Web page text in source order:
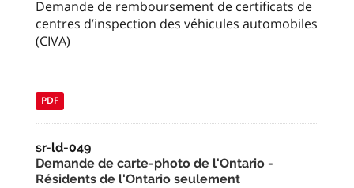
Demande de remboursement de certificats de
centres d’inspection des véhicules automobiles
(CIVA)
PDF
sr-ld-049
Demande de carte-photo de l'Ontario -
Résidents de l'Ontario seulement